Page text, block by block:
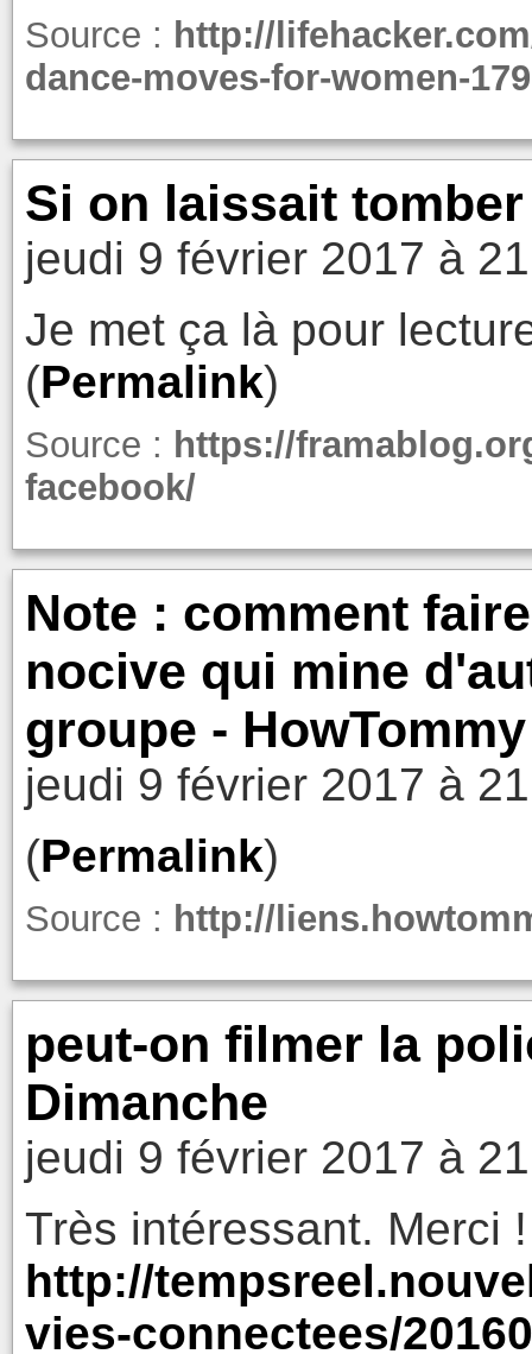
Source : http://
dance-moves-for-women-
Si on laissait
jeudi 9 février 2017 à
Je met ça là pour
(Permalink)
Source : https://
facebook/
Note : comment
nocive qui mine
groupe -
jeudi 9 février 2017 à
(Permalink)
Source : http://
peut-on filmer la
Dimanche
jeudi 9 février 2017 à
Très intéressant. Merci !
http://
vies-connectees/